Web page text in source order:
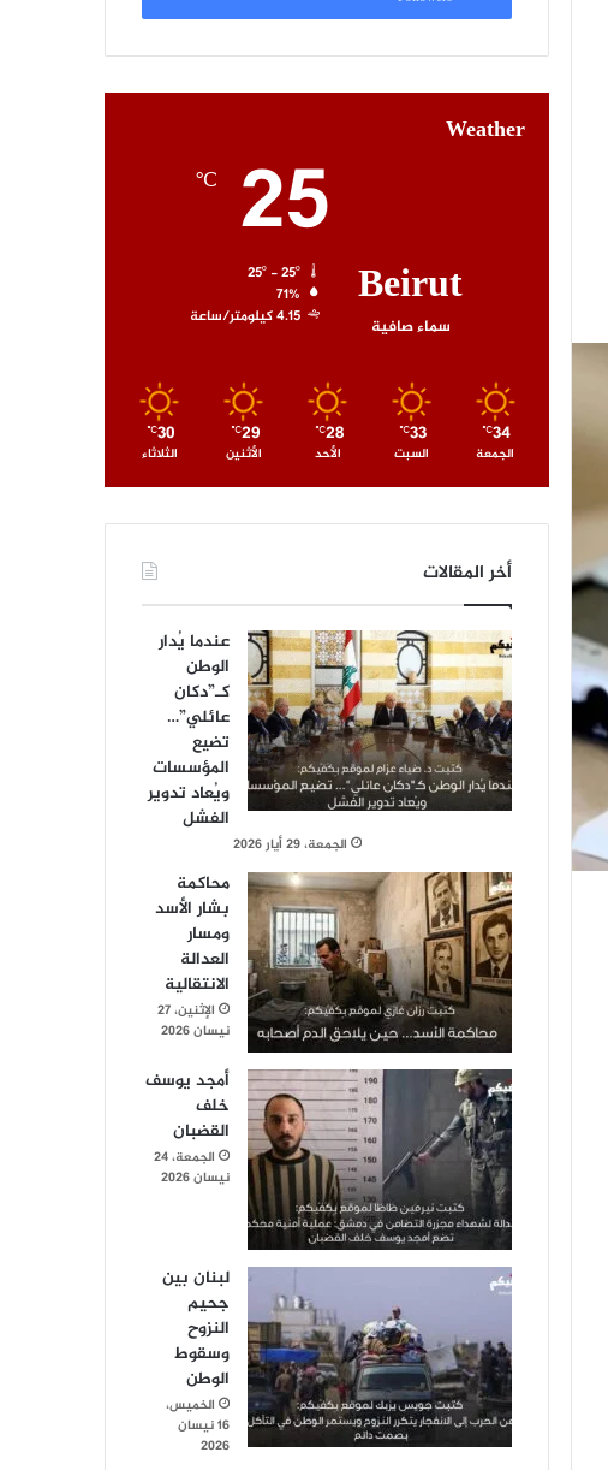
Weather
Beirut
سماء صافية
25
℃
71%
4.15 كيلومتر/ساعة
34
℃
الجمعة
33
℃
السبت
28
℃
الأحد
29
℃
الأثنين
30
℃
الثلاثاء
أخر المقالات
عندما يُدار
الوطن
كـ”دكان
عائلي”…
تضيع
المؤسسات
ويُعاد تدوير
الفشل
الجمعة، 29 أيار 2026
محاكمة
بشار الأسد
ومسار
العدالة
الانتقالية
الإثنين، 27
نيسان 2026
أمجد يوسف
خلف
القضبان
الجمعة، 24
نيسان 2026
لبنان بين
جحيم
النزوح
وسقوط
الوطن
الخميس،
16 نيسان
2026